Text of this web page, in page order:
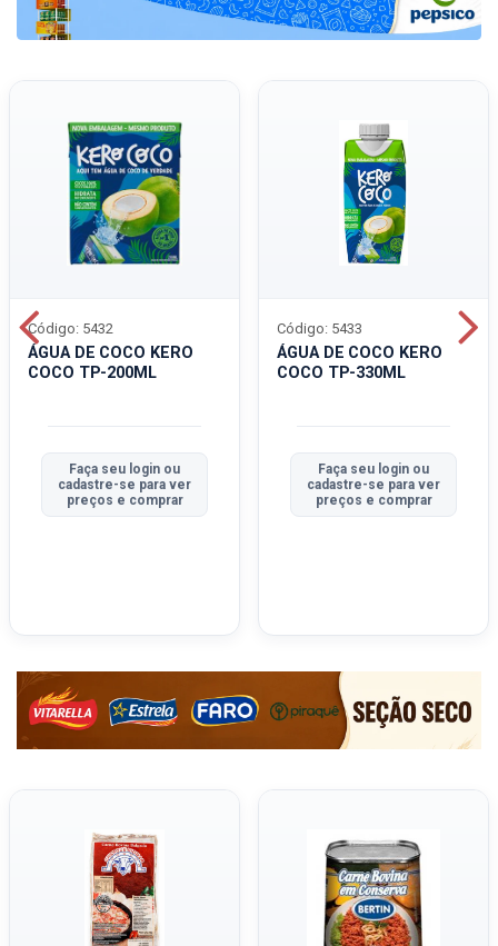
ÁGUA DE COCO KERO
COCO TP-200ML
Código: 5432
Faça seu login ou
cadastre-se para ver
preços e comprar
ÁGUA DE COCO KERO
COCO TP-330ML
Código: 5433
Faça seu login ou
cadastre-se para ver
preços e comprar